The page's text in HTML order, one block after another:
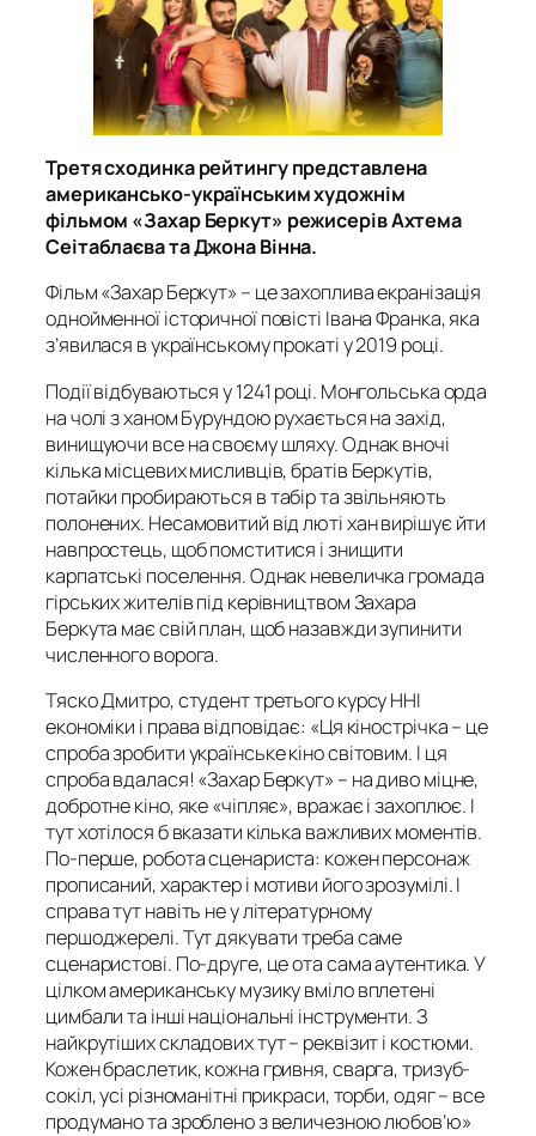
Третя сходинка рейтингу представлена
американсько-українським художнім
фільмом «Захар Беркут» режисерів Ахтема
Сеітаблаєва та Джона Вінна.
Фільм «Захар Беркут» – це захоплива екранізація
однойменної історичної повісті Івана Франка, яка
з’явилася в українському прокаті у 2019 році.
Події відбуваються у 1241 році. Монгольська орда
на чолі з ханом Бурундою рухається на захід,
винищуючи все на своєму шляху. Однак вночі
кілька місцевих мисливців, братів Беркутів,
потайки пробираються в табір та звільняють
полонених. Несамовитий від люті хан вирішує йти
навпростець, щоб помститися і знищити
карпатські поселення. Однак невеличка громада
гірських жителів під керівництвом Захара
Беркута має свій план, щоб назавжди зупинити
численного ворога.
Тяско Дмитро, студент третього курсу ННІ
економіки і права відповідає: «Ця кінострічка – це
спроба зробити українське кіно світовим. І ця
спроба вдалася! «Захар Беркут» – на диво міцне,
добротне кіно, яке «чіпляє», вражає і захоплює. І
тут хотілося б вказати кілька важливих моментів.
По-перше, робота сценариста: кожен персонаж
прописаний, характер і мотиви його зрозумілі. І
справа тут навіть не у літературному
першоджерелі. Тут дякувати треба саме
сценаристові. По-друге, це ота сама аутентика. У
цілком американську музику вміло вплетені
цимбали та інші національні інструменти. З
найкрутіших складових тут – реквізит і костюми.
Кожен браслетик, кожна гривня, сварга, тризуб-
сокіл, усі різноманітні прикраси, торби, одяг – все
продумано та зроблено з величезною любов’ю»